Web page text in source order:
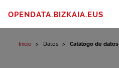
OPENDATA.BIZKAIA.EUS
Inicio Datos Catálogo de datos